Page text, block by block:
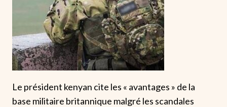
Le président kenyan cite les « avantages » de la
base militaire britannique malgré les scandales